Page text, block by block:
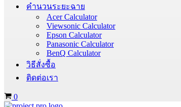
คำนวนระยะฉาย
Acer Calculator
Viewsonic Calculator
Epson Calculator
Panasonic Calculator
BenQ Calculator
วิธีสั่งซื้อ
ติดต่อเรา
Cart
0